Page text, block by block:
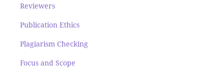
Reviewers
Publication Ethics
Plagiarism Checking
Focus and Scope